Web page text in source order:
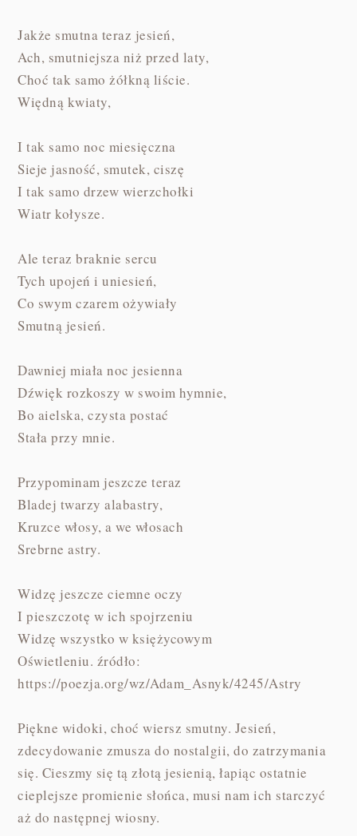
Jakże smutna teraz jesień,
Ach, smutniejsza niż przed laty,
Choć tak samo żółkną liście.
Więdną kwiaty,
I tak samo noc miesięczna
Sieje jasność, smutek, ciszę
I tak samo drzew wierzchołki
Wiatr kołysze.
Ale teraz braknie sercu
Tych upojeń i uniesień,
Co swym czarem ożywiały
Smutną jesień.
Dawniej miała noc jesienna
Dźwięk rozkoszy w swoim hymnie,
Bo aielska, czysta postać
Stała przy mnie.
Przypominam jeszcze teraz
Bladej twarzy alabastry,
Kruzce włosy, a we włosach
Srebrne astry.
Widzę jeszcze ciemne oczy
I pieszczotę w ich spojrzeniu
Widzę wszystko w księżycowym
Oświetleniu. źródło:
https://poezja.org/wz/Adam_Asnyk/4245/Astry
Piękne widoki, choć wiersz smutny. Jesień,
zdecydowanie zmusza do nostalgii, do zatrzymania
się. Cieszmy się tą złotą jesienią, łapiąc ostatnie
cieplejsze promienie słońca, musi nam ich starczyć
aż do następnej wiosny.